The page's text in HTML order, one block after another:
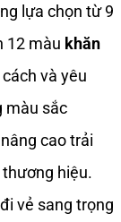
lựa chọn từ 9
12 màu khăn
và yêu
màu sắc
cao trải
hiệu.
vẻ sang trọng